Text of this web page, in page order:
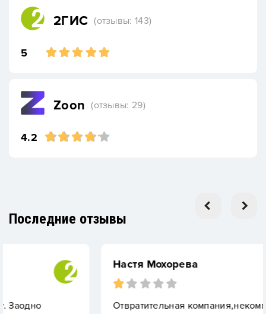
2ГИС (отзывы: 143)
5
Zoon (отзывы: 29)
4.2
Последние отзывы
Настя Мохорева
Отвратительная компания,некомпетентные